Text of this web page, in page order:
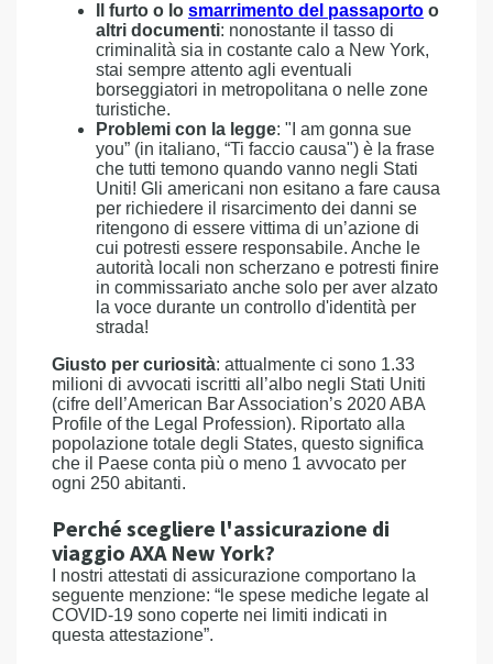
Il furto o lo smarrimento del passaporto o
altri documenti: nonostante il tasso di
criminalità sia in costante calo a New York,
stai sempre attento agli eventuali
borseggiatori in metropolitana o nelle zone
turistiche.
Problemi con la legge: "I am gonna sue
you” (in italiano, “Ti faccio causa") è la frase
che tutti temono quando vanno negli Stati
Uniti! Gli americani non esitano a fare causa
per richiedere il risarcimento dei danni se
ritengono di essere vittima di un’azione di
cui potresti essere responsabile. Anche le
autorità locali non scherzano e potresti finire
in commissariato anche solo per aver alzato
la voce durante un controllo d'identità per
strada!
Giusto per curiosità: attualmente ci sono 1.33
milioni di avvocati iscritti all’albo negli Stati Uniti
(cifre dell’American Bar Association’s 2020 ABA
Profile of the Legal Profession). Riportato alla
popolazione totale degli States, questo significa
che il Paese conta più o meno 1 avvocato per
ogni 250 abitanti.
Perché scegliere l'assicurazione di
viaggio AXA New York?
I nostri attestati di assicurazione comportano la
seguente menzione: “le spese mediche legate al
COVID-19 sono coperte nei limiti indicati in
questa attestazione”.